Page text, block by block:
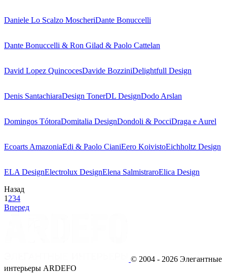
Daniele Lo Scalzo MoscheriDante Bonuccelli
Dante Bonuccelli & Ron Gilad & Paolo Cattelan
David Lopez QuincocesDavide BozziniDelightfull Design
Denis SantachiaraDesign TonerDL DesignDodo Arslan
Domingos TótoraDomitalia DesignDondoli & PocciDraga e Aurel
Ecoarts AmazoniaEdi & Paolo CianiEero KoivistoEichholtz Design
ELA DesignElectrolux DesignElena SalmistraroElica Design
Назад
1 234
Вперед
© 2004 - 2026 Элегантные
интерьеры ARDEFO